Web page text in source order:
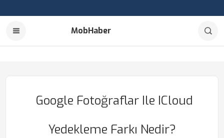
MobHaber
Google Fotoğraflar Ile ICloud
Yedekleme Farkı Nedir?